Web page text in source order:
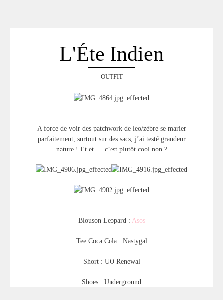
LOOKBOOK
ARCHIVES
L'Éte Indien
OUTFIT
A force de voir des patchwork de leo/zèbre se marier
parfaitement, surtout sur des sacs, j’ai testé grandeur
nature ! Et et … c’est plutôt cool non ?
Blouson Leopard : Asos
Tee Coca Cola : Nastygal
Short : UO Renewal
Shoes : Underground